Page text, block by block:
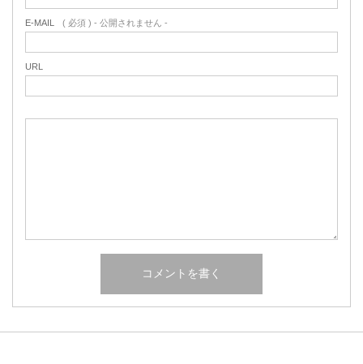
E-MAIL ( 必須 ) - 公開されません -
URL